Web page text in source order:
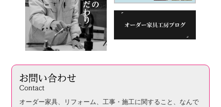
オーダー家具、リフォーム、工事・施工に関すること、 なんで